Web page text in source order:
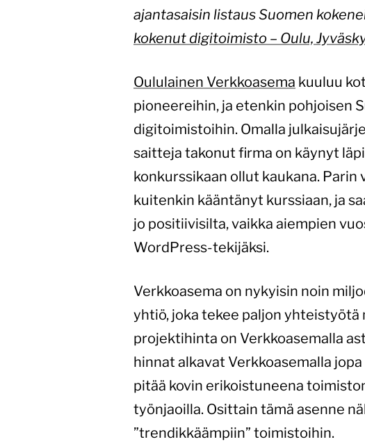
ajantasaisin listaus Suomen
kokenut digitoimisto – Oulu,
Oululainen Verkkoasema kuuluu
pioneereihin, ja etenkin pohjoisen
digitoimistoihin. Omalla
saitteja takonut firma on käynyt
konkurssikaan ollut kaukana. Parin
kuitenkin kääntänyt kurssiaan, ja
jo positiivisilta, vaikka aiempien
WordPress-tekijäksi.
Verkkoasema on nykyisin noin
yhtiö, joka tekee paljon yhteistyötä
projektihinta on Verkkoasemalla
hinnat alkavat Verkkoasemalla
pitää kovin erikoistuneena
työnjaoilla. Osittain tämä asenne
”trendikkäämpiin” toimistoihin.